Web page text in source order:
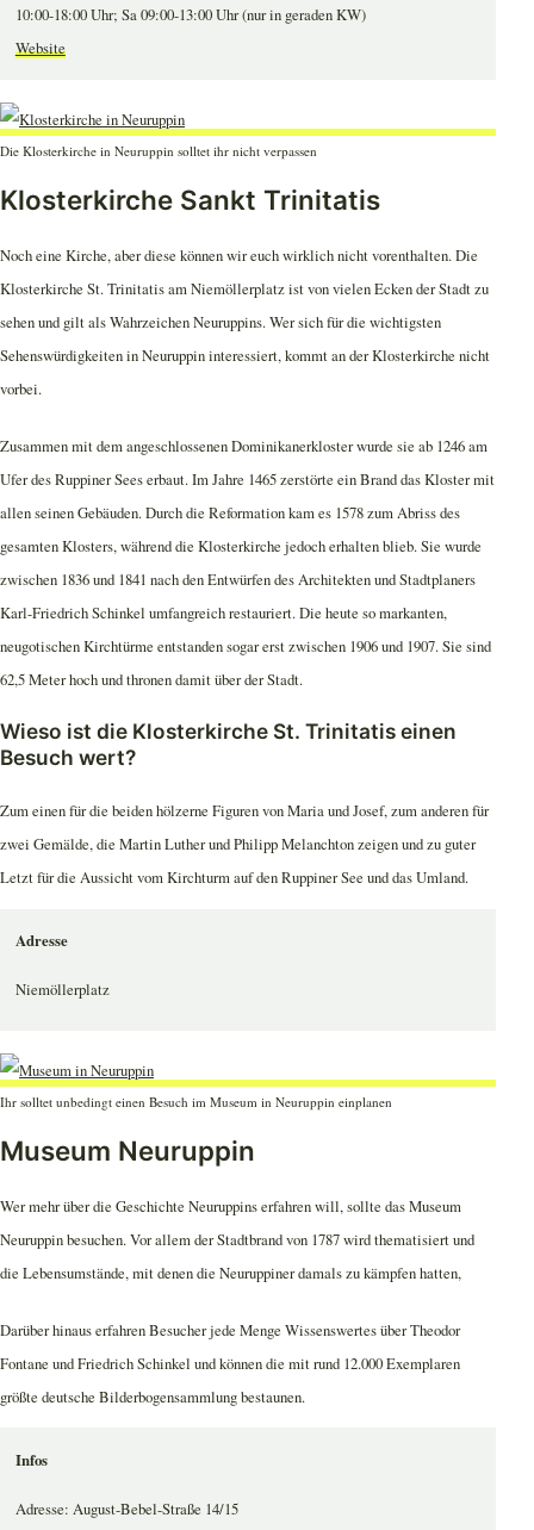
10:00-18:00 Uhr; Sa 09:00-13:00 Uhr (nur in geraden KW)
Website
Die Klosterkirche in Neuruppin solltet ihr nicht verpassen
Klosterkirche Sankt Trinitatis
Noch eine Kirche, aber diese können wir euch wirklich nicht vorenthalten. Die
Klosterkirche St. Trinitatis am Niemöllerplatz ist von vielen Ecken der Stadt zu
sehen und gilt als Wahrzeichen Neuruppins. Wer sich für die wichtigsten
Sehenswürdigkeiten in Neuruppin interessiert, kommt an der Klosterkirche nicht
vorbei.
Zusammen mit dem angeschlossenen Dominikanerkloster wurde sie ab 1246 am
Ufer des Ruppiner Sees erbaut. Im Jahre 1465 zerstörte ein Brand das Kloster mit
allen seinen Gebäuden. Durch die Reformation kam es 1578 zum Abriss des
gesamten Klosters, während die Klosterkirche jedoch erhalten blieb. Sie wurde
zwischen 1836 und 1841 nach den Entwürfen des Architekten und Stadtplaners
Karl-Friedrich Schinkel umfangreich restauriert. Die heute so markanten,
neugotischen Kirchtürme entstanden sogar erst zwischen 1906 und 1907. Sie sind
62,5 Meter hoch und thronen damit über der Stadt.
Wieso ist die Klosterkirche St. Trinitatis einen
Besuch wert?
Zum einen für die beiden hölzerne Figuren von Maria und Josef, zum anderen für
zwei Gemälde, die Martin Luther und Philipp Melanchton zeigen und zu guter
Letzt für die Aussicht vom Kirchturm auf den Ruppiner See und das Umland.
Adresse
Niemöllerplatz
Ihr solltet unbedingt einen Besuch im Museum in Neuruppin einplanen
Museum Neuruppin
Wer mehr über die Geschichte Neuruppins erfahren will, sollte das Museum
Neuruppin besuchen. Vor allem der Stadtbrand von 1787 wird thematisiert und
die Lebensumstände, mit denen die Neuruppiner damals zu kämpfen hatten,
Darüber hinaus erfahren Besucher jede Menge Wissenswertes über Theodor
Fontane und Friedrich Schinkel und können die mit rund 12.000 Exemplaren
größte deutsche Bilderbogensammlung bestaunen.
Infos
Adresse: August-Bebel-Straße 14/15